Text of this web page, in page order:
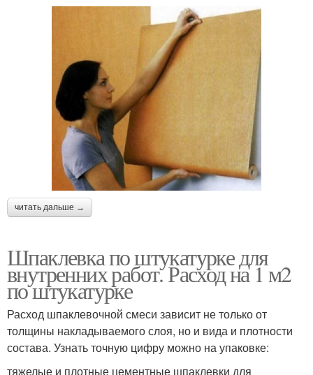
читать дальше →
Шпаклевка по штукатурке для
внутренних работ. Расход на 1 м2
по штукатурке
Расход шпаклевочной смеси зависит не только от
толщины накладываемого слоя, но и вида и плотности
состава. Узнать точную цифру можно на упаковке:
тяжелые и плотные цементные шпаклевки для